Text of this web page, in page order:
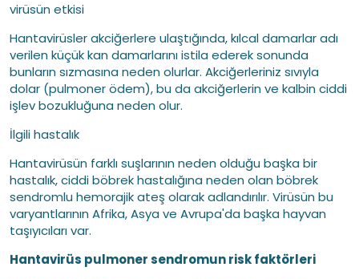
virüsün etkisi
Hantavirüsler akciğerlere ulaştığında, kılcal damarlar adı
verilen küçük kan damarlarını istila ederek sonunda
bunların sızmasına neden olurlar. Akciğerleriniz sıvıyla
dolar (pulmoner ödem), bu da akciğerlerin ve kalbin ciddi
işlev bozukluğuna neden olur.
İlgili hastalık
Hantavirüsün farklı suşlarının neden olduğu başka bir
hastalık, ciddi böbrek hastalığına neden olan böbrek
sendromlu hemorajik ateş olarak adlandırılır. Virüsün bu
varyantlarının Afrika, Asya ve Avrupa'da başka hayvan
taşıyıcıları var.
Hantavirüs pulmoner sendromun risk faktörleri